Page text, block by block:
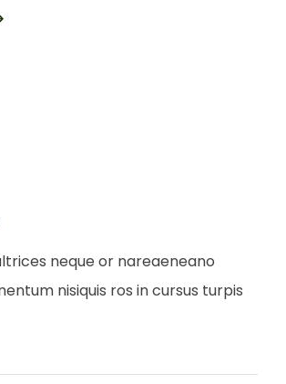
neque or nareaeneano
nisiquis ros in cursus turpis